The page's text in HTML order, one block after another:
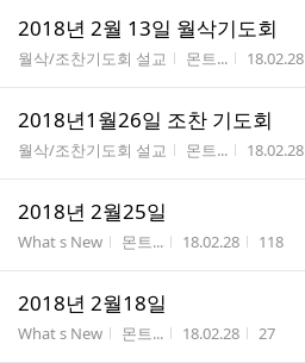
2018년 2월 13일 월삭기도회
게시판명
월삭/조찬기도회 설교 작성자
몬트... 작성시간
18.02.28
2018년1월26일 조찬 기도회
게시판명
월삭/조찬기도회 설교 작성자
몬트... 작성시간
18.02.28
2018년 2월25일
게시판명
What s New 작성자
몬트... 작성시간
18.02.28 조회수
118
2018년 2월18일
게시판명
What s New 작성자
몬트... 작성시간
18.02.28 조회수
27